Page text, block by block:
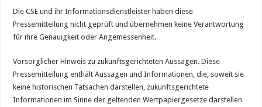
Die CSE und ihr Informationsdienstleister haben diese
Pressemitteilung nicht geprüft und übernehmen keine Verantwortung
für ihre Genauigkeit oder Angemessenheit.
Vorsorglicher Hinweis zu zukunftsgerichteten Aussagen. Diese
Pressemitteilung enthält Aussagen und Informationen, die, soweit sie
keine historischen Tatsachen darstellen, zukunftsgerichtete
Informationen im Sinne der geltenden Wertpapiergesetze darstellen